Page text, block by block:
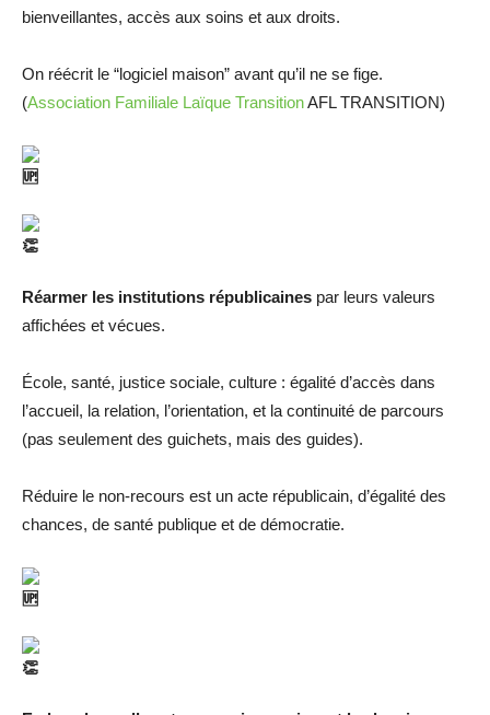
bienveillantes, accès aux soins et aux droits.
On réécrit le “logiciel maison” avant qu’il ne se fige.
(Association Familiale Laïque TransitionAFL TRANSITION)
Réarmer les institutions républicaines par leurs valeurs
affichées et vécues.
École, santé, justice sociale, culture : égalité d’accès dans
l’accueil, la relation, l’orientation, et la continuité de parcours
(pas seulement des guichets, mais des guides).
Réduire le non-recours est un acte républicain, d’égalité des
chances, de santé publique et de démocratie.